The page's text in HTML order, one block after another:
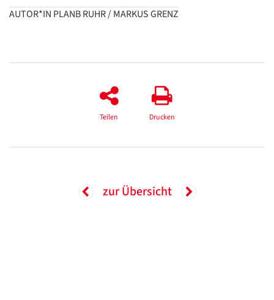
AUTOR*IN PLANB RUHR / MARKUS GRENZ
Teilen Drucken
zur Übersicht